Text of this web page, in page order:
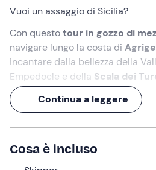
Vuoi un assaggio di Sicilia?
Con questotour in gozzo di
navigare lungo la costa di
incantare dalla bellezza della
Empedocle e della Scala dei
nuotare in acque splendide e
tipicodai sapori siciliani!
Non perdertelo!
Cosa faremo
Continua a leggere
Cosa è incluso